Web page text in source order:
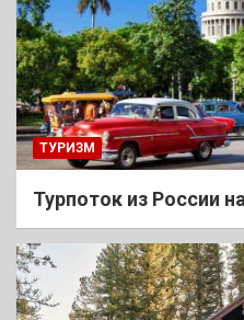
ТУРИЗМ
Турпоток из России